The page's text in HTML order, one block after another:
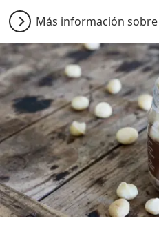
Más información